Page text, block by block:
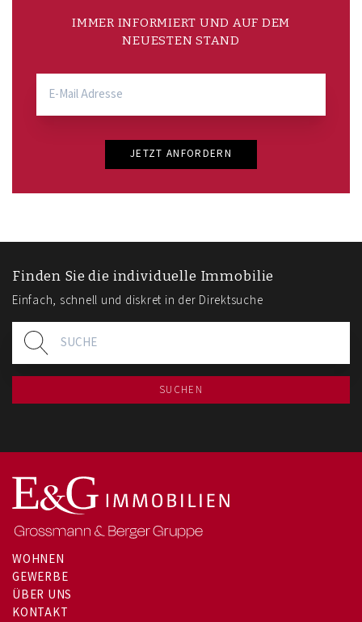
IMMER INFORMIERT UND AUF DEM
NEUESTEN STAND
JETZT ANFORDERN
Finden Sie die individuelle Immobilie
Einfach, schnell und diskret in der Direktsuche
SUCHEN
WOHNEN
GEWERBE
ÜBER UNS
KONTAKT